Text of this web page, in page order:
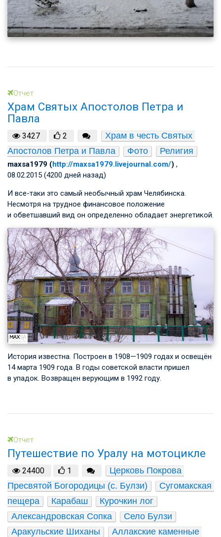
Отчет
Храм Святых Апостолов Петра и
Павла
3427 2
Храм в честь Святых
Апостолов Петра и Павла
Фото Религия
maxsa1979 (http://maxsa1979.livejournal.com/) ,
08.02.2015 (4200 дней назад)
И все-таки это самый необычный храм Челябинска.
Несмотря на трудное финансовое положение
и обветшавший вид он определенно обладает энергетикой.
История известна. Построен в 1908—1909 годах и освещён
14 марта 1909 года. В годы советской власти пришел
в упадок. Возвращен верующим в 1992 году.
Отчет
Путешествие по Уралу на мотоцикле
24400 1
Церковь Покрова
Пресвятой Богородицы (с. Булзи)
Сугомакская
пещера
Карабаш
Курочкин лог
Александровская Сопка
Село Булзи
Аракульские Шиханы
Аллакские каменные